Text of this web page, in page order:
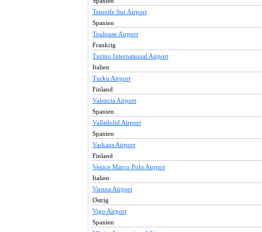
Tenerife Sur Airport
Spanien
Toulouse Airport
Frankrig
Turino International Airport
Italien
Turku Airport
Finland
Valencia Airport
Spanien
Valladolid Airport
Spanien
Varkaus Airport
Finland
Venice Marco Polo Airport
Italien
Vienna Airport
Østrig
Vigo Airport
Spanien